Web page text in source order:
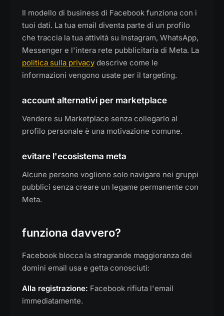
Il modello di business di Facebook funziona con i
tuoi dati. La tua email diventa parte di un profilo
che traccia la tua attività su Instagram, WhatsApp,
Messenger e l'intera rete pubblicitaria di Meta. La
politica sulla privacy descrive come le
informazioni vengono usate per il targeting.
account alternativi per marketplace
Vendere su Marketplace senza collegarlo al
profilo personale è una motivazione comune.
evitare l'ecosistema meta
Alcune persone vogliono solo navigare nei gruppi
pubblici senza creare un legame permanente con
Meta.
funziona davvero?
Facebook blocca la stragrande maggioranza dei
domini email usa e getta conosciuti:
Alla registrazione: Facebook rifiuta l'email
immediatamente.